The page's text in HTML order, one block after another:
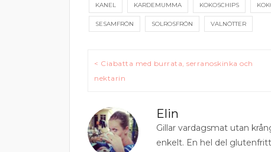
KANEL KARDEMUMMA KOKOSCHIPS
SESAMFRÖN SOLROSFRÖN VALNÖTTER
Inläggsnavigering
< Ciabatta med burrata, serranoskinka och
nektarin
Elin
Gillar vardagsmat utan
enkelt. En hel del